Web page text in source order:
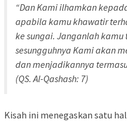
“Dan Kami ilhamkan
apabila kamu khawatir
ke sungai. Janganlah
sesungguhnya Kami akan
dan menjadikannya
(QS. Al-Qashash: 7)
Kisah ini menegaskan satu